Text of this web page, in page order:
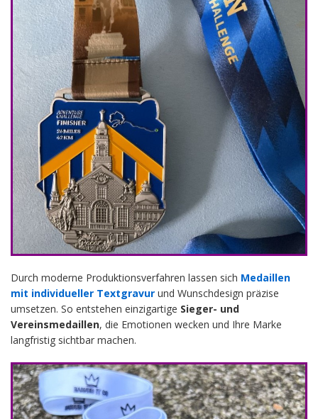
Durch moderne Produktionsverfahren lassen sich Medaillen
mit individueller Textgravur und Wunschdesign präzise
umsetzen. So entstehen einzigartige Sieger- und
Vereinsmedaillen, die Emotionen wecken und Ihre Marke
langfristig sichtbar machen.